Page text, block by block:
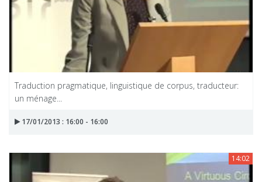
Traduction pragmatique, linguistique de corpus, traducteur:
un ménage...
17/01/2013 : 16:00 - 16:00
14:02